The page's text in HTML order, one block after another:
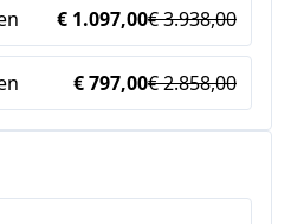
Funnels
t.w.v.€ 997,00
t.w.v.€ 997,00
€ 1.097,00€ 3.938,00
€ 797,00€ 2.858,00